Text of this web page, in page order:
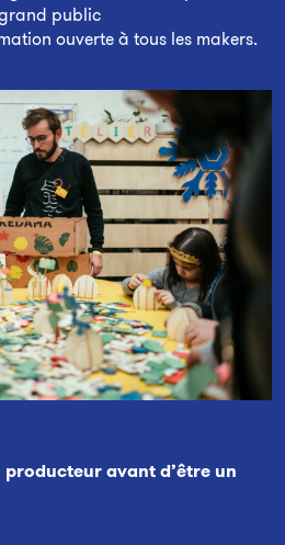
public
ouverte à tous les makers.
producteuravant d’être un